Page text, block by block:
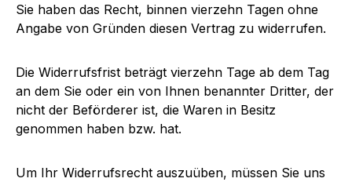
Sie haben das Recht, binnen vierzehn Tagen ohne
Angabe von Gründen diesen Vertrag zu widerrufen.
Die Widerrufsfrist beträgt vierzehn Tage ab dem Tag
an dem Sie oder ein von Ihnen benannter Dritter, der
nicht der Beförderer ist, die Waren in Besitz
genommen haben bzw. hat.
Um Ihr Widerrufsrecht auszuüben, müssen Sie uns